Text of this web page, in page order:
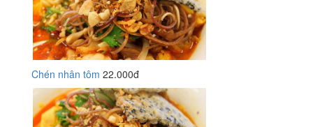
Chén nhân tôm 22.000đ